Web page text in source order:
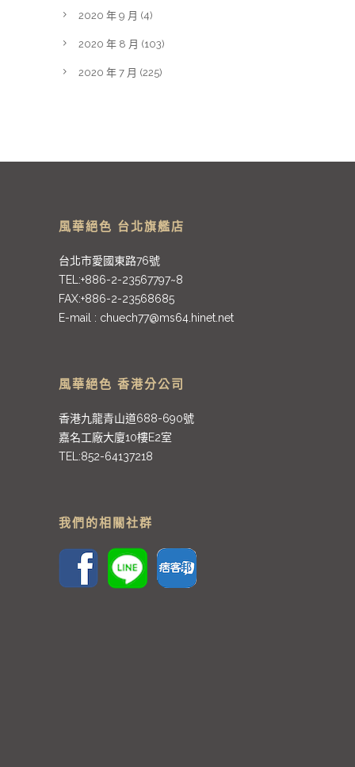
2020 年 9 月 (4)
2020 年 8 月 (103)
2020 年 7 月 (225)
風華絕色 台北旗艦店
台北市愛國東路76號
TEL:+886-2-23567797~8
FAX:+886-2-23568685
E-mail : chuech77@ms64.hinet.net
風華絕色 香港分公司
香港九龍青山道688-690號
嘉名工廠大廈10樓E2室
TEL:852-64137218
我們的相關社群